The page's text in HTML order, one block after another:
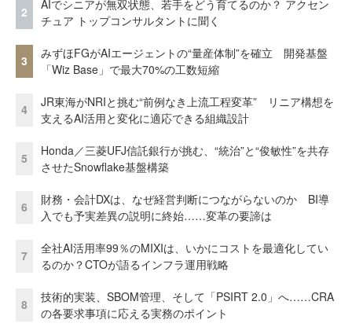
2
AIでシニアが無双状態、若手をどう育てるのか？ アクセン
チュア トップコンサルタントに聞く
3
みずほFGがAIエージェントの“量産体制”を確立 開発基盤
「Wiz Base」で最大70%の工数短縮
4
JR東海がNRIと挑む“前例なき上流工程変革” リニア構想を
支えるAI活用と変化に適応できる組織設計
5
Honda／三菱UFJ信託銀行が挑む、“統治”と“俊敏性”を共存
させたSnowflake基盤構築
6
財務・会計DXは、なぜ経営判断につながらないのか BI導
入でも予実差異の説明に終始……変革の要諦は
7
全社AI活用率99％のMIXIは、いかにコストを最適化してい
るのか？CTOが語るインフラ運用戦略
8
技術的実装、SBOM管理、そして「PSIRT 2.0」へ……CRA
の各要求事項に応える実務のポイント